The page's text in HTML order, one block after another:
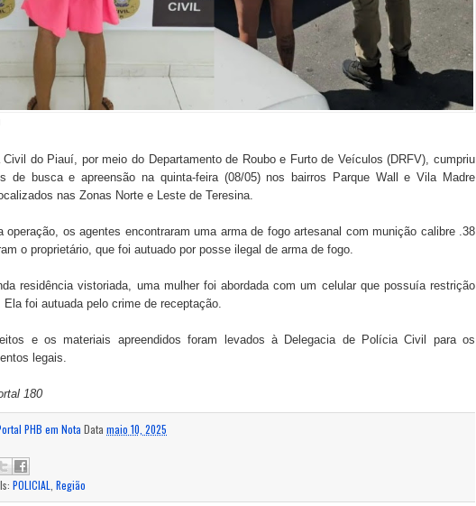
do Piauí, por meio do Departamento de Roubo e Furto de Veículos (DRFV), cumpriu
de busca e apreensão na quinta-feira (08/05) nos bairros Parque Wall e Vila Madre
nas Zonas Norte e Leste de Teresina.
operação, os agentes encontraram uma arma de fogo artesanal com munição calibre .38
o proprietário, que foi autuado por posse ilegal de arma de fogo.
residência vistoriada, uma mulher foi abordada com um celular que possuía restrição
Ela foi autuada pelo crime de receptação.
e os materiais apreendidos foram levados à Delegacia de Polícia Civil para os
legais.
180
PHB em Nota Data maio 10, 2025
POLICIAL Região